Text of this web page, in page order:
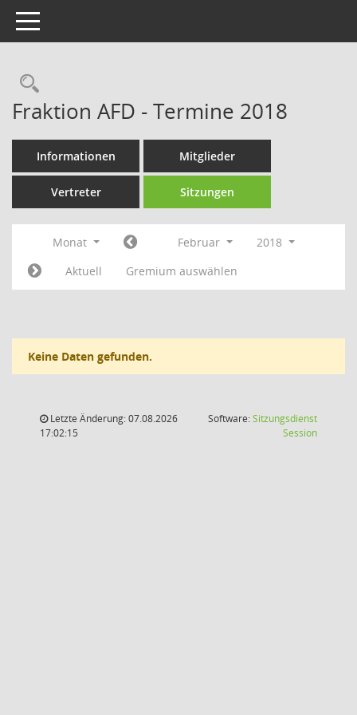
Toggle navigation
Rechercheauswahl
Fraktion AFD - Termine 2018
Informationen Mitglieder
Vertreter Sitzungen
Monat Februar
2018
Aktuell
Gremium auswählen
Keine Daten gefunden.
Letzte Änderung: 07.08.2026
17:02:15
Software:Sitzungsdienst
Session(Wird in